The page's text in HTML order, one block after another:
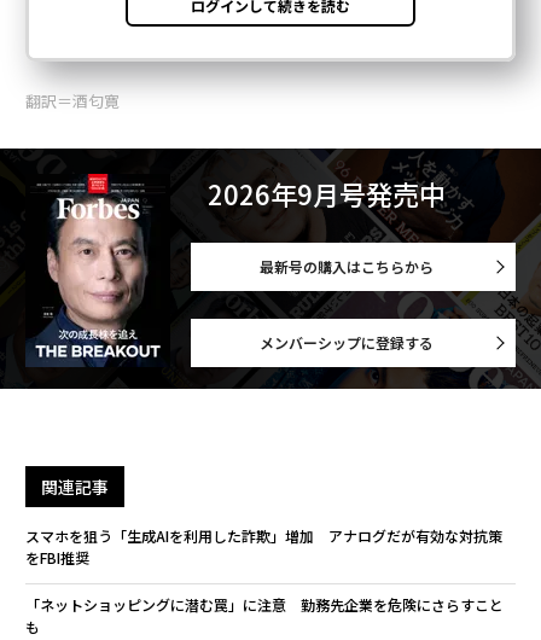
翻訳＝酒匂寛
2026年9月号発売中
最新号の購入はこちらから
メンバーシップに登録する
関連記事
スマホを狙う「生成AIを利用した詐欺」増加 アナログだが有効な対抗策
をFBI推奨
「ネットショッピングに潜む罠」に注意 勤務先企業を危険にさらすこと
も